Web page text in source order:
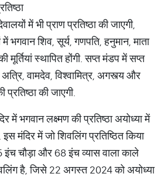
में भी प्राण प्रतिष्ठा की जाएगी,
भगवान शिव, सूर्य, गणपति, हनुमान, माता
मूर्तियां स्थापित होंगी. सप्त मंडप में सप्त
वामदेव, विश्वामित्र, अगस्त्य और
की जाएगी.
में भगवान लक्ष्मण की प्रतिष्ठा अयोध्या में
मंदिर में जो शिवलिंग प्रतिष्ठित किया
इंच चौड़ा और 68 इंच व्यास वाला काले
है, जिसे 22 अगस्त 2024 को अयोध्या